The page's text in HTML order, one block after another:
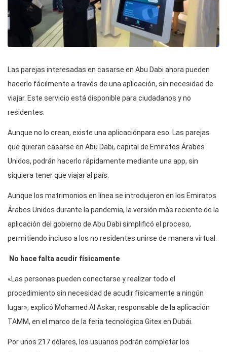
Las parejas interesadas en casarse en Abu Dabi ahora pueden
hacerlo fácilmente a través de una aplicación, sin necesidad de
viajar. Este servicio está disponible para ciudadanos y no
residentes.
Aunque no lo crean, existe una aplicaciónpara eso. Las parejas
que quieran casarse en Abu Dabi, capital de Emiratos Árabes
Unidos, podrán hacerlo rápidamente mediante una app, sin
siquiera tener que viajar al país.
Aunque los matrimonios en línea se introdujeron en los Emiratos
Árabes Unidos durante la pandemia, la versión más reciente de la
aplicación del gobierno de Abu Dabi simplificó el proceso,
permitiendo incluso a los no residentes unirse de manera virtual.
No hace falta acudir físicamente
«Las personas pueden conectarse y realizar todo el
procedimiento sin necesidad de acudir físicamente a ningún
lugar», explicó Mohamed Al Askar, responsable de la aplicación
TAMM, en el marco de la feria tecnológica Gitex en Dubái.
Por unos 217 dólares, los usuarios podrán completar los